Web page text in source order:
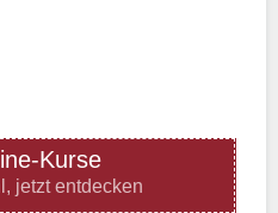
Kurse
jetzt entdecken